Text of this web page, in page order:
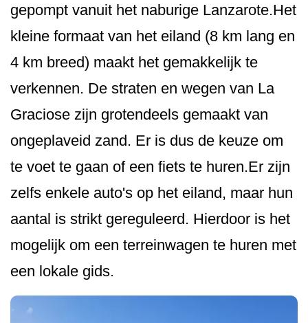
gepompt vanuit het naburige Lanzarote.Het
kleine formaat van het eiland (8 km lang en
4 km breed) maakt het gemakkelijk te
verkennen. De straten en wegen van La
Graciose zijn grotendeels gemaakt van
ongeplaveid zand. Er is dus de keuze om
te voet te gaan of een fiets te huren.Er zijn
zelfs enkele auto's op het eiland, maar hun
aantal is strikt gereguleerd. Hierdoor is het
mogelijk om een terreinwagen te huren met
een lokale gids.